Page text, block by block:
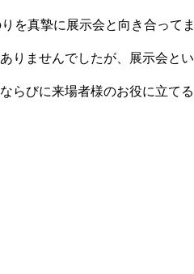
を真摯に展示会と向き合ってま
りませんでしたが、展示会と
らびに来場者様のお役に立て